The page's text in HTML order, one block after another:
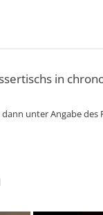
in
dann unter Angabe des